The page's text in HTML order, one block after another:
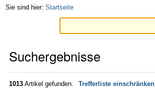
Sie sind hier: Startseite
Suchergebnisse
1013 Artikel gefunden.
Trefferliste einschränken